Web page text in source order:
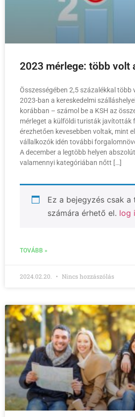
2023 mérlege: több volt
Összességében 2,5 százalékkal
2023-ban a kereskedelmi
korábban – számol be a KSH az
mérleget a külföldi turisták javították
érezhetően kevesebben voltak, mint
vállalkozók idén további
A december a legtöbb helyen
valamennyi kategóriában nőtt […]
Ez a bejegyzés csak a
számára érhető el. log
TOVÁBB »
2024.02.20. Nincs hozzászólás